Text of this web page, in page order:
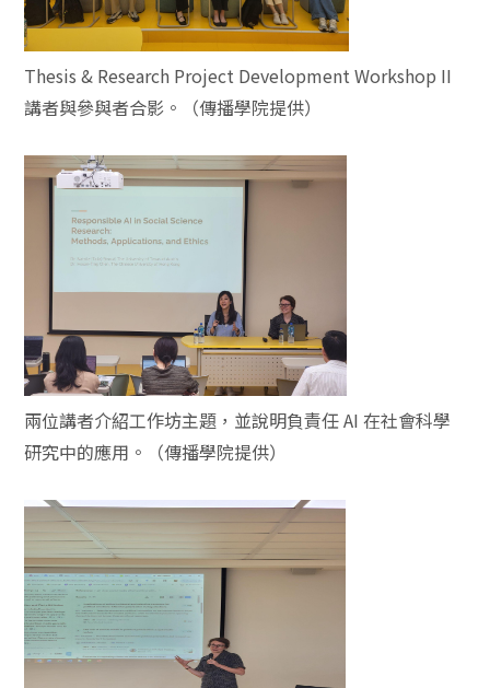
Thesis & Research Project Development Workshop II
講者與參與者合影。（傳播學院提供）
兩位講者介紹工作坊主題，並說明負責任 AI 在社會科學
研究中的應用。（傳播學院提供）